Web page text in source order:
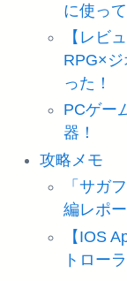
に使っ
【レビ
RPG×
った！
PCゲー
器！
攻略メモ
「サガ
編レポ
【IOS
トロー